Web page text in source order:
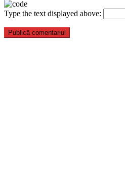
Type the text displayed above: